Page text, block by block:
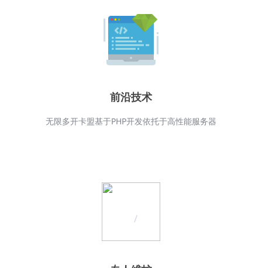
前沿技术
无限多开卡盟基于PHP开发依托于高性能服务器